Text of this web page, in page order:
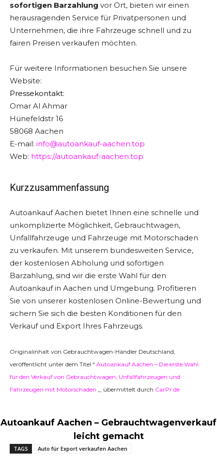
sofortigen Barzahlung vor Ort, bieten wir einen
herausragenden Service für Privatpersonen und
Unternehmen, die ihre Fahrzeuge schnell und zu
fairen Preisen verkaufen möchten.
Für weitere Informationen besuchen Sie unsere
Website:
Pressekontakt:
Omar Al Ahmar
Hünefeldstr 16
58068 Aachen
E-mail: info@autoankauf-aachen.top
Web: https://autoankauf-aachen.top
Kurzzusammenfassung
Autoankauf Aachen bietet Ihnen eine schnelle und
unkomplizierte Möglichkeit, Gebrauchtwagen,
Unfallfahrzeuge und Fahrzeuge mit Motorschaden
zu verkaufen. Mit unserem bundesweiten Service,
der kostenlosen Abholung und sofortigen
Barzahlung, sind wir die erste Wahl für den
Autoankauf in Aachen und Umgebung. Profitieren
Sie von unserer kostenlosen Online-Bewertung und
sichern Sie sich die besten Konditionen für den
Verkauf und Export Ihres Fahrzeugs.
Originalinhalt von Gebrauchtwagen-Händler Deutschland,
veröffentlicht unter dem Titel “ Autoankauf Aachen – Die erste Wahl
für den Verkauf von Gebrauchtwagen, Unfallfahrzeugen und
Fahrzeugen mit Motorschaden „, übermittelt durch CarPr.de
Autoankauf Aachen – Gebrauchtwagenverkauf
leicht gemacht
TAGS Auto für Export verkaufen Aachen